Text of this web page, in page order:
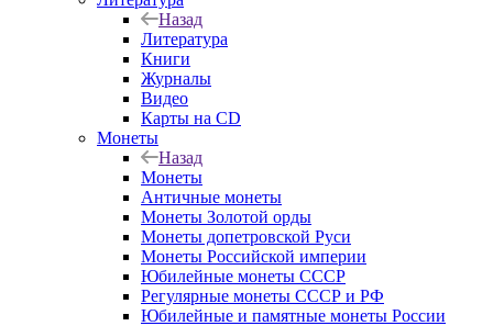
Назад
Литература
Книги
Журналы
Видео
Карты на CD
Монеты
Назад
Монеты
Античные монеты
Монеты Золотой орды
Монеты допетровской Руси
Монеты Российской империи
Юбилейные монеты СССР
Регулярные монеты СССР и РФ
Юбилейные и памятные монеты России